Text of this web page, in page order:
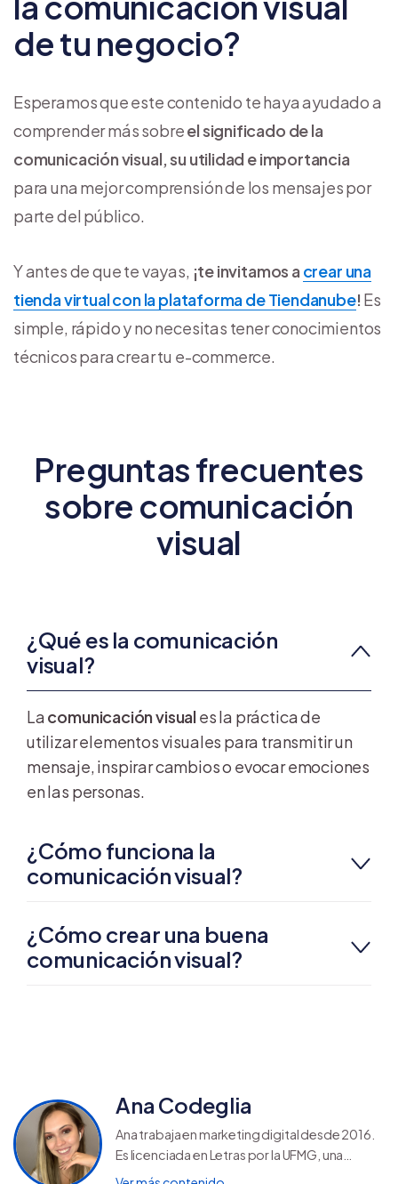
de tu negocio?
Esperamos que este contenido te haya ayudado a
comprender más sobreel significado de la
comunicación visual, su utilidad e importancia
para una mejor comprensión de los mensajes por
parte del público.
Y antes de que te vayas, ¡te invitamos a crear una
tienda virtual con la plataforma de Tiendanube! Es
simple, rápido y no necesitas tener conocimientos
técnicos para crear tu e-commerce.
Preguntas frecuentes
sobre comunicación
visual
¿Qué es la comunicación
visual?
Lacomunicación visual es la práctica de
utilizar elementos visuales para transmitir un
mensaje, inspirar cambios o evocar emociones
en las personas.
¿Cómo funciona la
comunicación visual?
¿Cómo crear una buena
comunicación visual?
Ana Codeglia
Ana trabaja en marketing digital desde 2016.
Es licenciada en Letras por la UFMG, una
Universidad Federal de Brasil, y descubrió su